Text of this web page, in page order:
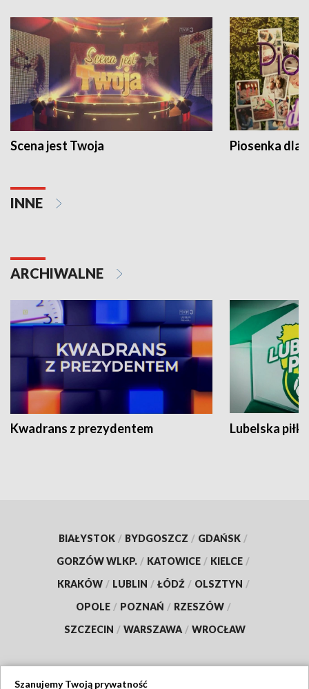
Scena jest Twoja Piosenka dla
INNE
ARCHIWALNE
Kwadrans z prezydentem Lubelska piłka
BIAŁYSTOK / BYDGOSZCZ / GDAŃSK /
GORZÓW WLKP. / KATOWICE / KIELCE /
KRAKÓW / LUBLIN / ŁÓDŹ / OLSZTYN /
OPOLE / POZNAŃ / RZESZÓW /
SZCZECIN / WARSZAWA / WROCŁAW
Szanujemy Twoją prywatność